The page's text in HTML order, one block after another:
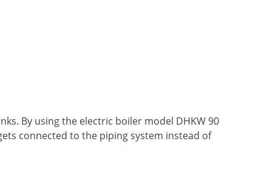
By using the electric boiler model DHKW 90
connected to the piping system instead of